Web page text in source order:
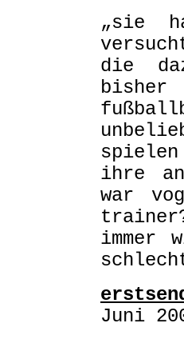
„sie
die
ihre
war
immer
Juni